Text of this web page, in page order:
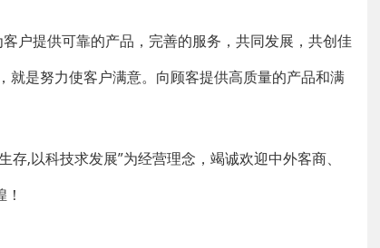
户提供可靠的产品，完善的服务，共同发展，共创佳
是努力使客户满意。向顾客提供高质量的产品和满
,以科技求发展”为经营理念，竭诚欢迎中外客商、